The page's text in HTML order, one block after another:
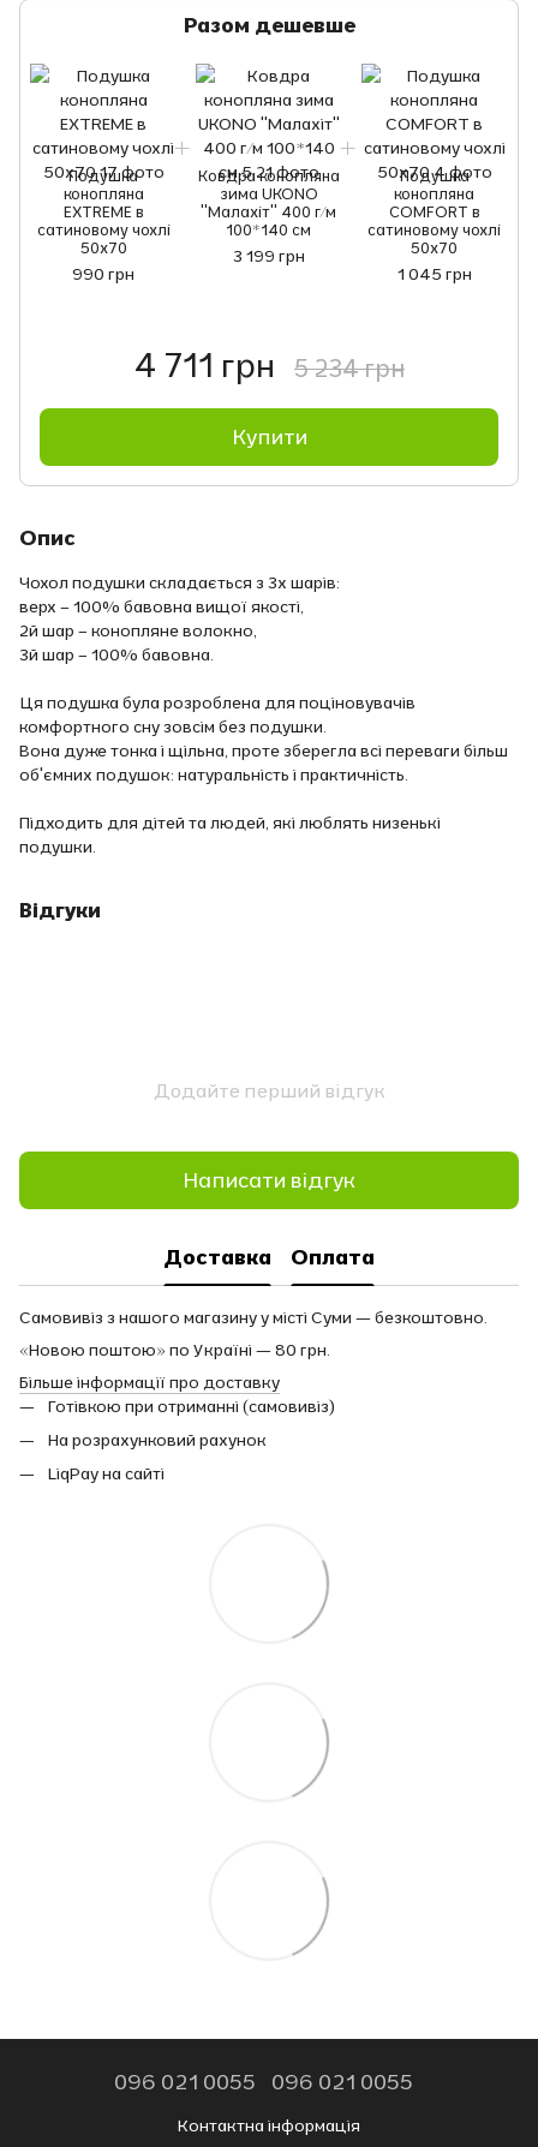
Разом дешевше
Подушка
конопляна
EXTREME в
сатиновому чохлі
50x70
990 грн
Ковдра конопляна
зима UKONO
"Малахіт" 400 г/м
100*140 см
3 199 грн
Подушка
конопляна
COMFORT в
сатиновому чохлі
50х70
1 045 грн
4 711 грн 5 234 грн
Купити
Опис
Чохол подушки складається з 3х шарів:
верх – 100% бавовна вищої якості,
2й шар – конопляне волокно,
3й шар – 100% бавовна.
Ця подушка була розроблена для поціновувачів
комфортного сну зовсім без подушки.
Вона дуже тонка і щільна, проте зберегла всі переваги більш
об'ємних подушок: натуральність і практичність.
Підходить для дітей та людей, які люблять низенькі
подушки.
Відгуки
Додайте перший відгук
Написати відгук
Доставка Оплата
Самовивіз з нашого магазину у місті Суми — безкоштовно.
«Новою поштою» по Україні — 80 грн.
Більше інформації про доставку
Готівкою при отриманні (самовивіз)
На розрахунковий рахунок
LiqPay на сайті
096 021 0055 096 021 0055
Контактна інформація